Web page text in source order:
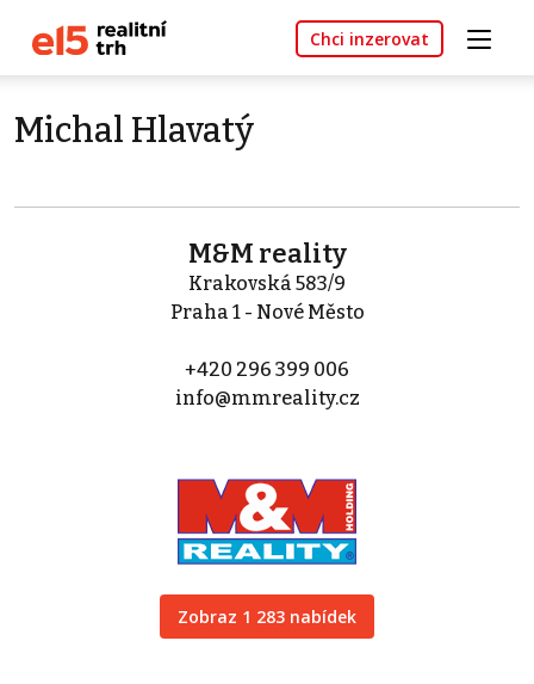
Chci inzerovat
Michal Hlavatý
M&M reality
Krakovská 583/9
Praha 1 - Nové Město
+420 296 399 006
info@mmreality.cz
Zobraz 1 283 nabídek